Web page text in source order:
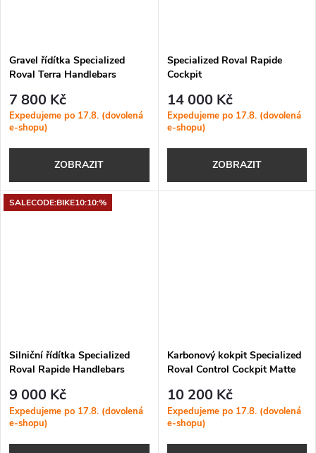
Gravel řídítka Specialized
Roval Terra Handlebars
7 800 Kč
Expedujeme po 17.8. (dovolená
e-shopu)
ZOBRAZIT
Specialized Roval Rapide
Cockpit
14 000 Kč
Expedujeme po 17.8. (dovolená
e-shopu)
ZOBRAZIT
SALECODE:BIKE10:10:%
Silniční řídítka Specialized
Roval Rapide Handlebars
9 000 Kč
Expedujeme po 17.8. (dovolená
e-shopu)
Karbonový kokpit Specialized
Roval Control Cockpit Matte
10 200 Kč
Expedujeme po 17.8. (dovolená
e-shopu)